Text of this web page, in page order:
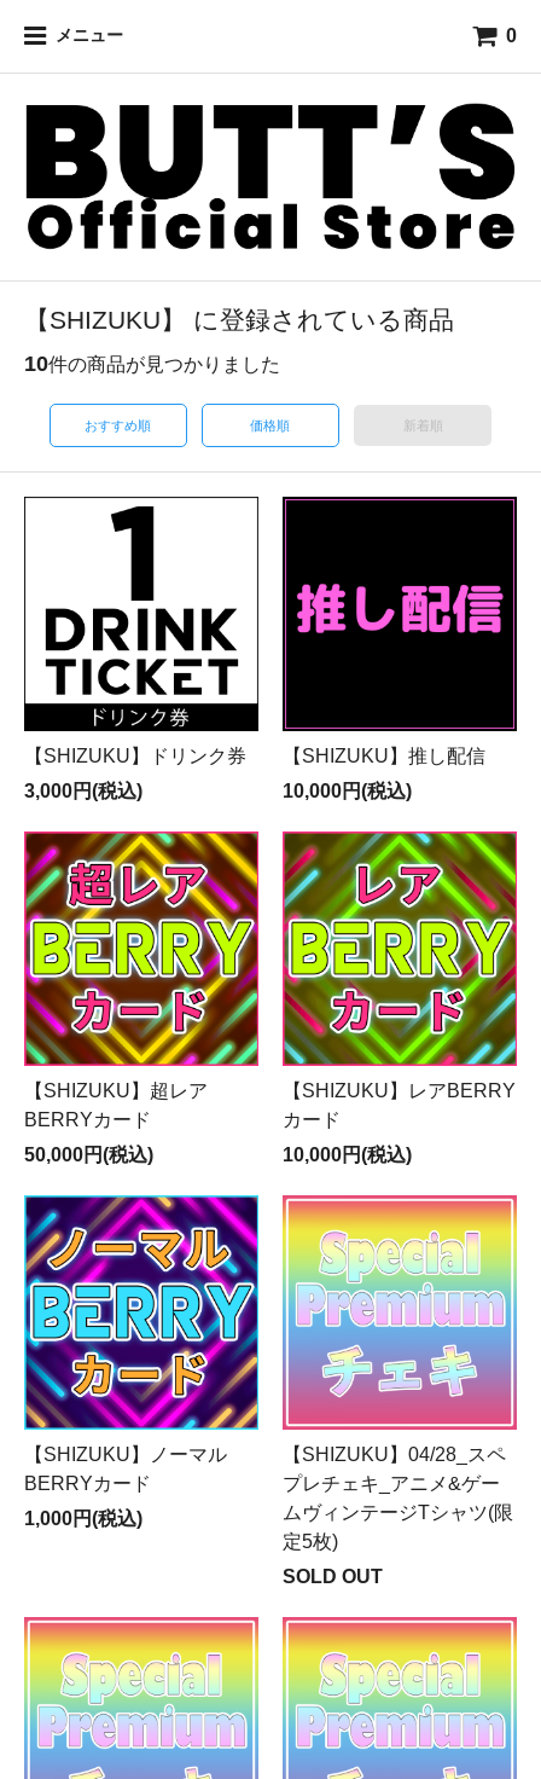
メニュー 0
【SHIZUKU】 に登録されている商品
10件の商品が見つかりました
おすすめ順 価格順 新着順
【SHIZUKU】ドリンク券
3,000円(税込)
【SHIZUKU】推し配信
10,000円(税込)
【SHIZUKU】超レア
BERRYカード
50,000円(税込)
【SHIZUKU】レアBERRY
カード
10,000円(税込)
【SHIZUKU】ノーマル
BERRYカード
1,000円(税込)
【SHIZUKU】04/28_スペ
プレチェキ_アニメ&ゲー
ムヴィンテージTシャツ(限
定5枚)
SOLD OUT